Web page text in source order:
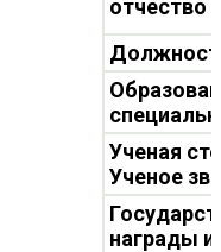
отчество
Ученая
Ученое
награды и